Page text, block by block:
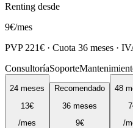
Renting desde
9€/mes
PVP 221€ · Cuota 36 meses ·
ConsultoríaSoporte
24 meses
13€
/mes
Recomendado
36 meses
9€
48
7
/